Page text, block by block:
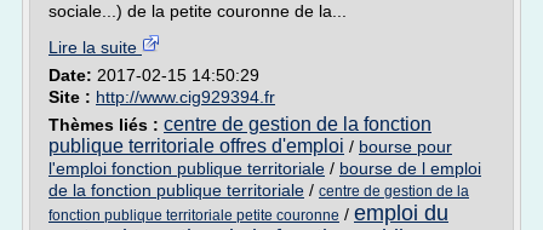
sociale...) de la petite couronne de la...
Lire la suite
Date: 2017-02-15 14:50:29
Site : http://www.cig929394.fr
Thèmes liés : centre de gestion de la fonction
publique territoriale offres d'emploi / bourse pour
l'emploi fonction publique territoriale / bourse de l emploi
de la fonction publique territoriale / centre de gestion de la
fonction publique territoriale petite couronne / emploi du